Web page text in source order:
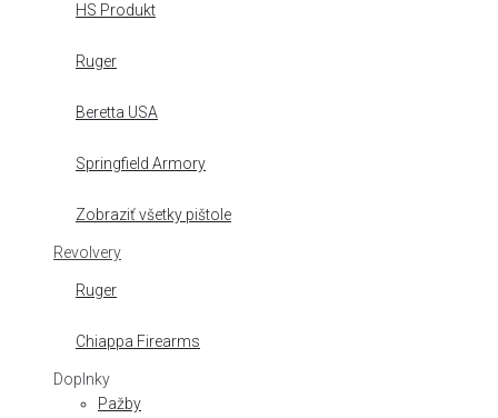
HS Produkt
Ruger
Beretta USA
Springfield Armory
Zobraziť všetky pištole
Revolvery
Ruger
Chiappa Firearms
Doplnky
Pažby